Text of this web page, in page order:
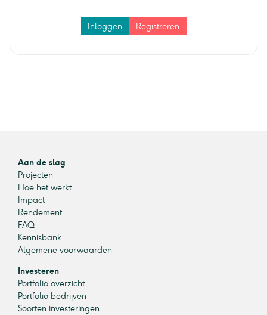
Inloggen Registreren
Aan de slag
Projecten
Hoe het werkt
Impact
Rendement
FAQ
Kennisbank
Algemene voorwaarden
Investeren
Portfolio overzicht
Portfolio bedrijven
Soorten investeringen